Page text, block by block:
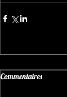
Commentaires